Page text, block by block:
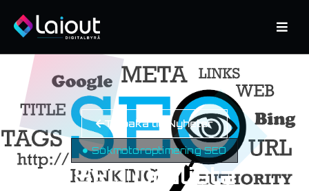
Tillbaka till Nyheter
Sökmotoroptimering SEO
SEO Ordlista